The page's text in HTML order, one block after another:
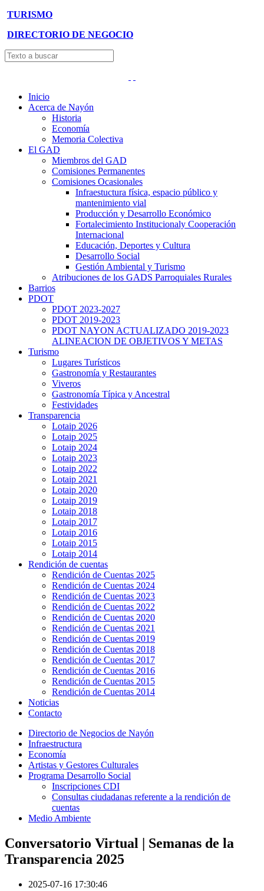
TURISMO
DIRECTORIO DE NEGOCIO
Inicio
Acerca de Nayón
Historia
Economía
Memoria Colectiva
El GAD
Miembros del GAD
Comisiones Permanentes
Comisiones Ocasionales
Infraestuctura física, espacio público y
mantenimiento vial
Producción y Desarrollo Económico
Fortalecimiento Institucionaly Cooperación
Internacional
Educación, Deportes y Cultura
Desarrollo Social
Gestión Ambiental y Turismo
Atribuciones de los GADS Parroquiales Rurales
Barrios
PDOT
PDOT 2023-2027
PDOT 2019-2023
PDOT NAYON ACTUALIZADO 2019-2023
ALINEACION DE OBJETIVOS Y METAS
Turismo
Lugares Turísticos
Gastronomía y Restaurantes
Viveros
Gastronomía Típica y Ancestral
Festividades
Transparencia
Lotaip 2026
Lotaip 2025
Lotaip 2024
Lotaip 2023
Lotaip 2022
Lotaip 2021
Lotaip 2020
Lotaip 2019
Lotaip 2018
Lotaip 2017
Lotaip 2016
Lotaip 2015
Lotaip 2014
Rendición de cuentas
Rendición de Cuentas 2025
Rendición de Cuentas 2024
Rendición de Cuentas 2023
Rendición de Cuentas 2022
Rendición de Cuentas 2020
Rendición de Cuentas 2021
Rendición de Cuentas 2019
Rendición de Cuentas 2018
Rendición de Cuentas 2017
Rendición de Cuentas 2016
Rendición de Cuentas 2015
Rendición de Cuentas 2014
Noticias
Contacto
Directorio de Negocios de Nayón
Infraestructura
Economía
Artistas y Gestores Culturales
Programa Desarrollo Social
Inscripciones CDI
Consultas ciudadanas referente a la rendición de
cuentas
Medio Ambiente
Conversatorio Virtual | Semanas de la
Transparencia 2025
2025-07-16 17:30:46